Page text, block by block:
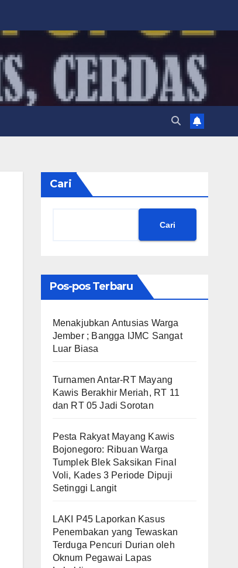
Cari
Cari
Pos-pos Terbaru
Menakjubkan Antusias Warga
Jember ; Bangga IJMC Sangat
Luar Biasa
Turnamen Antar-RT Mayang
Kawis Berakhir Meriah, RT 11
dan RT 05 Jadi Sorotan
​Pesta Rakyat Mayang Kawis
Bojonegoro: Ribuan Warga
Tumplek Blek Saksikan Final
Voli, Kades 3 Periode Dipuji
Setinggi Langit
LAKI P45 Laporkan Kasus
Penembakan yang Tewaskan
Terduga Pencuri Durian oleh
Oknum Pegawai Lapas